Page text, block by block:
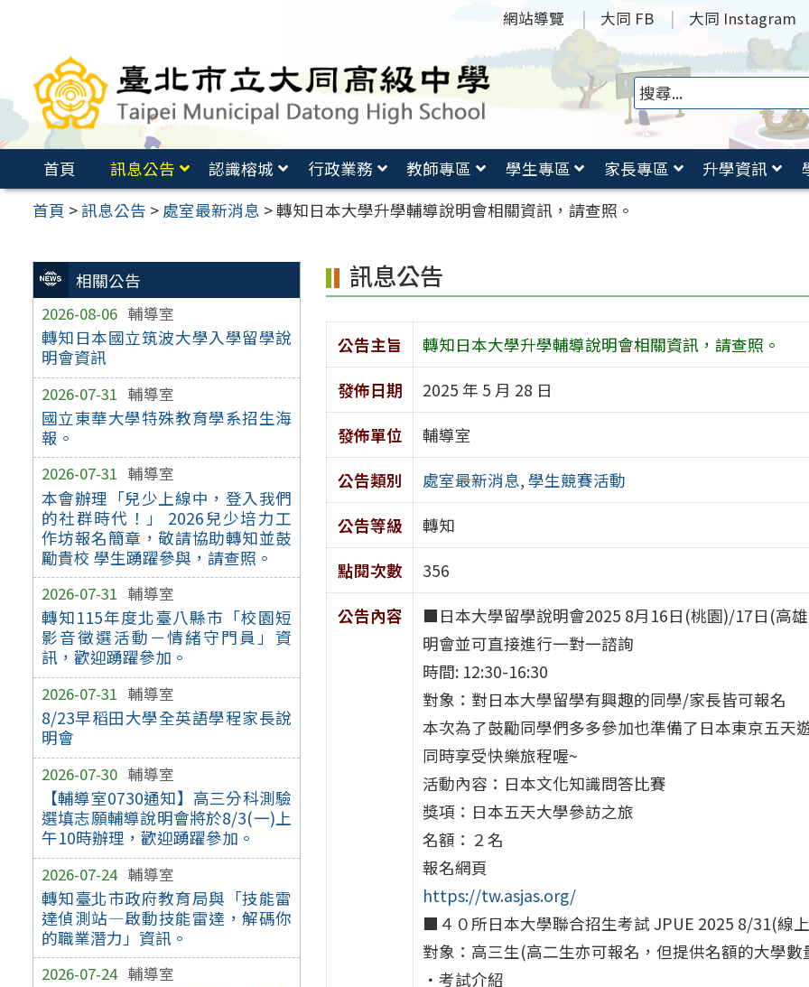
要
容
網站導覽 大同 FB 大同 Instagram
首頁 訊息公告 認識榕城 行政業務 教師專區 學生專區 家長專區 升學資訊
首頁 >訊息公告 > 處室最新消息 >轉知日本大學升學輔導說明會相關資訊，請查照。
相關公告
2026-08-06 輔導室
轉知日本國立筑波大學入學留學說
明會資訊
2026-07-31 輔導室
國立東華大學特殊教育學系招生海
報。
2026-07-31 輔導室
本會辦理「兒少上線中，登入我們
的社群時代！」 2026兒少培力工
作坊報名簡章，敬請協助轉知並鼓
勵貴校 學生踴躍參與，請查照。
2026-07-31 輔導室
轉知115年度北臺八縣市「校園短
影音徵選活動－情緒守門員」資
訊，歡迎踴躍參加。
2026-07-31 輔導室
8/23早稻田大學全英語學程家長說
明會
2026-07-30 輔導室
【輔導室0730通知】高三分科測驗
選填志願輔導說明會將於8/3(一)上
午10時辦理，歡迎踴躍參加。
2026-07-24 輔導室
轉知臺北市政府教育局與「技能雷
達偵測站—啟動技能雷達，解碼你
的職業潛力」資訊。
2026-07-24 輔導室
訊息公告
公告主旨
轉知日本大學升學輔導說明會相關資訊，請查照。
發佈日期
2025 年 5 月 28 日
發佈單位
輔導室
公告類別
處室最新消息, 學生競賽活動
公告等級
轉知
點閱次數
356
公告內容
■日本大學留學說明會2025 8月16日(桃園)/17日(高
明會並可直接進行一對一諮詢
時間: 12:30-16:30
對象：對日本大學留學有興趣的同學/家長皆可報名
本次為了鼓勵同學們多多參加也準備了日本東京五
同時享受快樂旅程喔~
活動內容：日本文化知識問答比賽
獎項：日本五天大學參訪之旅
名額：２名
報名網頁
https://tw.asjas.org/
■４０所日本大學聯合招生考試 JPUE 2025 8/31(線
對象：高三生(高二生亦可報名，但提供名額的大學數
・考試介紹